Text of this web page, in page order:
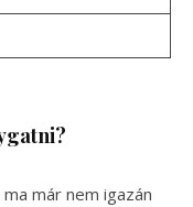
már nem igazán